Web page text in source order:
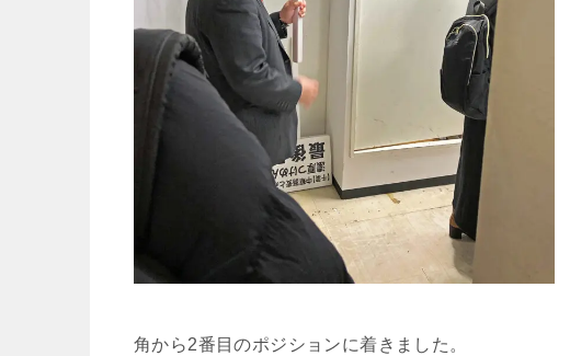
角から2番目のポジションに着きました。